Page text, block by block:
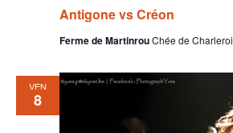
Antigone vs Créon
Ferme de MartinrouChée de
VEN
8